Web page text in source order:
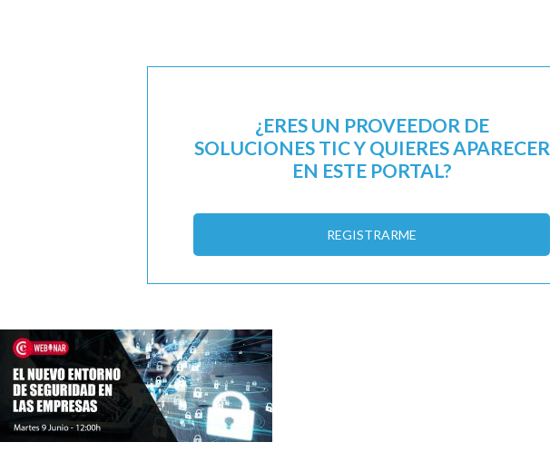
¿ERES UN PROVEEDOR DE
SOLUCIONES TIC Y QUIERES APARECER
EN ESTE PORTAL?
REGISTRARME